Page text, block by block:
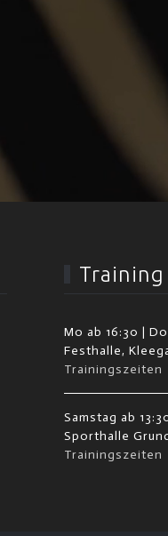
Training
Mo ab 16:30 |
Festhalle,
Trainingszeiten
Samstag ab
Sporthalle
Trainingszeiten